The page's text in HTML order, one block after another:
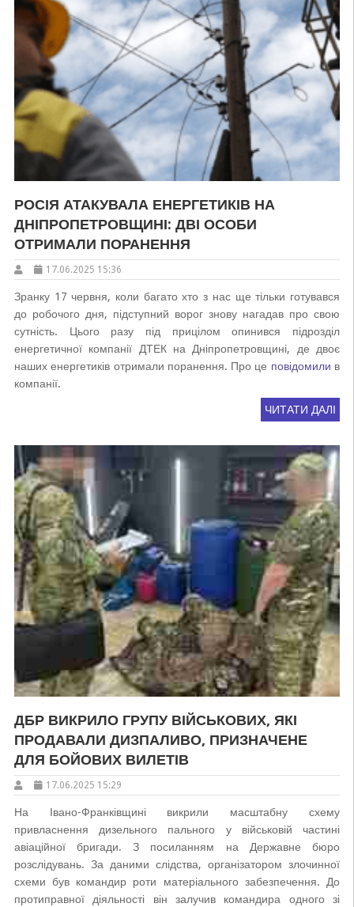
РОСІЯ АТАКУВАЛА ЕНЕРГЕТИКІВ НА
ДНІПРОПЕТРОВЩИНІ: ДВІ ОСОБИ
ОТРИМАЛИ ПОРАНЕННЯ
17.06.2025 15:36
Зранку 17 червня, коли багато хто з нас ще тільки готувався
до робочого дня, підступний ворог знову нагадав про свою
сутність. Цього разу під прицілом опинився підрозділ
енергетичної компанії ДТЕК на Дніпропетровщині, де двоє
наших енергетиків отримали поранення. Про це повідомили в
компанії.
ЧИТАТИ ДАЛІ
ДБР ВИКРИЛО ГРУПУ ВІЙСЬКОВИХ, ЯКІ
ПРОДАВАЛИ ДИЗПАЛИВО, ПРИЗНАЧЕНЕ
ДЛЯ БОЙОВИХ ВИЛЕТІВ
17.06.2025 15:29
На Івано-Франківщині викрили масштабну схему
привласнення дизельного пального у військовій частині
авіаційної бригади. З посиланням на Державне бюро
розслідувань. За даними слідства, організатором злочинної
схеми був командир роти матеріального забезпечення. До
протиправної діяльності він залучив командира одного зі